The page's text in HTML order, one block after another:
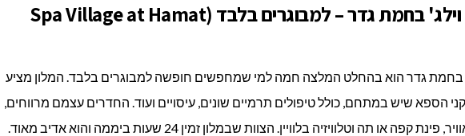
מלון ספא וילג' בחמת גדר – למבוגרים בלבד (Spa Village at Hamat
בחמת גדר הוא בהחלט המלצה חמה למי שמחפשים חופשה למבוגרים בלבד. המלון מציע
הספא שיש במתחם, כולל טיפולים תרמיים שונים, עיסויים ועוד. החדרים עצמם מרווחים,
כוללים מיזוג אוויר, פינת קפה או תה וטלוויזיה בלוויין. הצוות שבמלון זמין 24 שעות ביממה והוא אדיב מאוד.